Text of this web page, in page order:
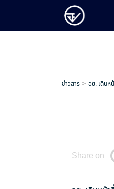
ข่าวสาร อย. เดินห
Share on